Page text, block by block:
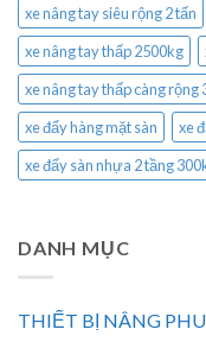
xe nâng tay siêu rộng 2 tấn
xe nâng tay thấp 2500kg
xe nâng tay thấp càng rộng
xe đẩy hàng mặt sàn
xe
xe đẩy sàn nhựa 2 tầng
DANH MỤC
THIẾT BỊ NÂNG